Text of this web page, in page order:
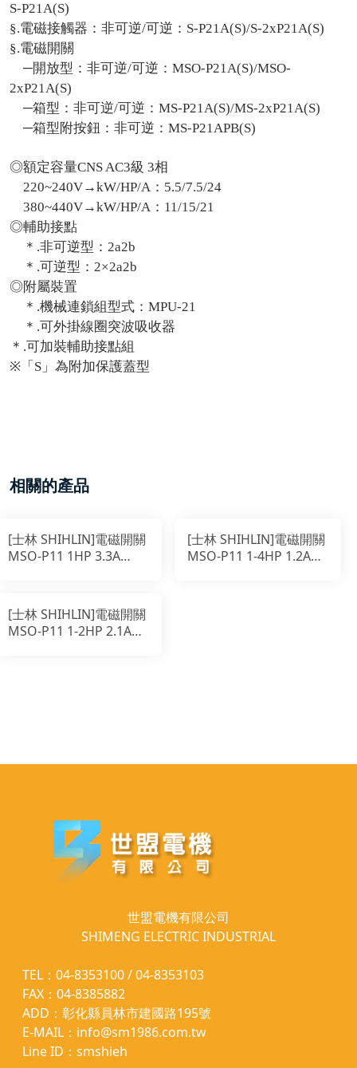
S-P21A(S)
§.電磁接觸器：非可逆/可逆：S-P21A(S)/S-2xP21A(S)
§.電磁開關
─開放型：非可逆/可逆：MSO-P21A(S)/MSO-
2xP21A(S)
─箱型：非可逆/可逆：MS-P21A(S)/MS-2xP21A(S)
─箱型附按鈕：非可逆：MS-P21APB(S)
◎額定容量CNS AC3級 3相
220~240V→kW/HP/A：5.5/7.5/24
380~440V→kW/HP/A：11/15/21
◎輔助接點
＊.非可逆型：2a2b
＊.可逆型：2×2a2b
◎附屬裝置
＊.機械連鎖組型式：MPU-21
＊.可外掛線圈突波吸收器
＊.可加裝輔助接點組
※「S」為附加保護蓋型
相關的產品
[士林 SHIHLIN]電磁開關
MSO-P11 1HP 3.3A
[士林 SHIHLIN]電磁開關
MSO-P11 1-4HP 1.2A
[士林 SHIHLIN]電磁開關
MSO-P11 1-2HP 2.1A
世盟電機有限公司
SHIMENG ELECTRIC INDUSTRIAL
TEL：04-8353100 / 04-8353103
FAX：04-8385882
ADD：彰化縣員林市建國路195號
E-MAIL：info@sm1986.com.tw
Line ID：smshieh